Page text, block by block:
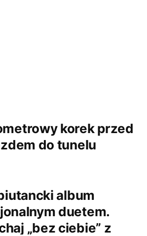
korek przed
do tunelu
zapowiada
album
duetem.
„bez ciebie” z